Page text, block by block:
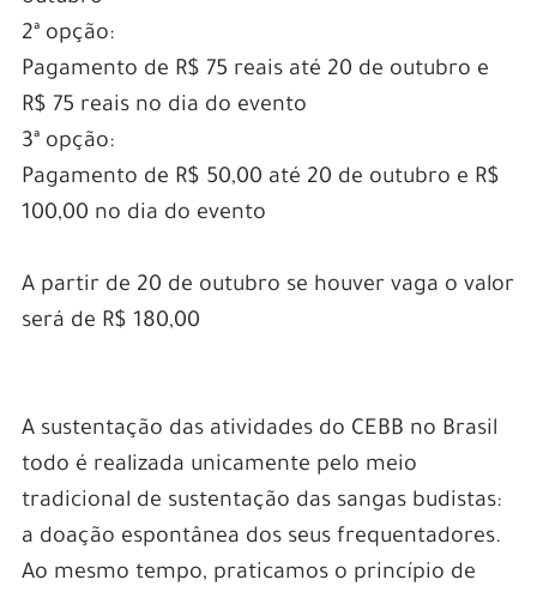
2ª opção:
Pagamento de R$ 75 reais até 20 de outubro e
R$ 75 reais no dia do evento
3ª opção:
Pagamento de R$ 50,00 até 20 de outubro e R$
100,00 no dia do evento
A partir de 20 de outubro se houver vaga o valor
será de R$ 180,00
A sustentação das atividades do CEBB no Brasil
todo é realizada unicamente pelo meio
tradicional de sustentação das sangas budistas:
a doação espontânea dos seus frequentadores.
Ao mesmo tempo, praticamos o princípio de